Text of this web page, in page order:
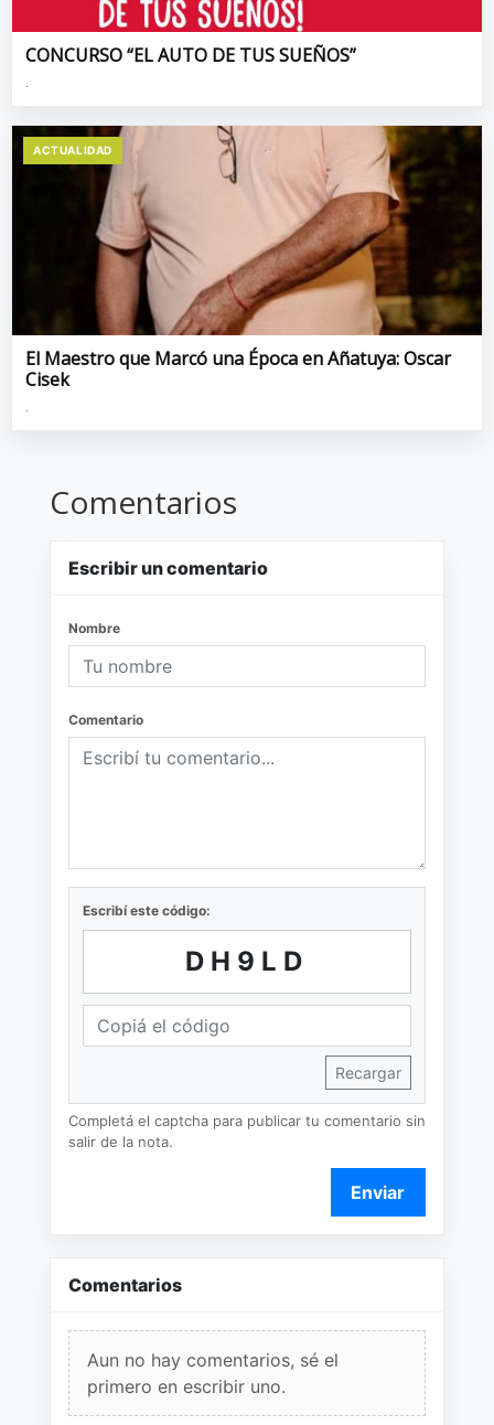
CONCURSO “EL AUTO DE TUS SUEÑOS”
.
ACTUALIDAD
El Maestro que Marcó una Época en Añatuya: Oscar
Cisek
.
Comentarios
Escribir un comentario
Nombre
Comentario
Escribí este código:
DH9LD
Recargar
Completá el captcha para publicar tu comentario sin
salir de la nota.
Enviar
Comentarios
Aun no hay comentarios, sé el
primero en escribir uno.